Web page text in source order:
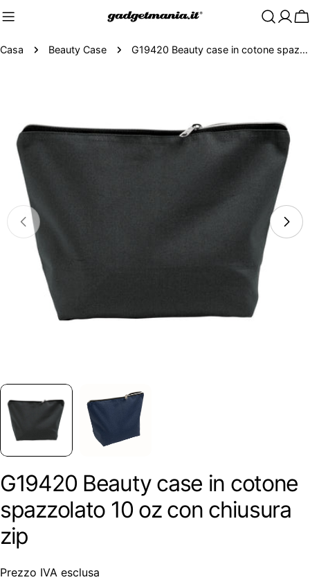
Casa Beauty Case G19420 Beauty case in cotone spazzolato 10 oz con chiusura zip
prodotto
G19420 Beauty case in cotone
spazzolato 10 oz con chiusura
zip
Prezzo IVA esclusa